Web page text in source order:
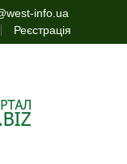
info.ua
Реєстрація